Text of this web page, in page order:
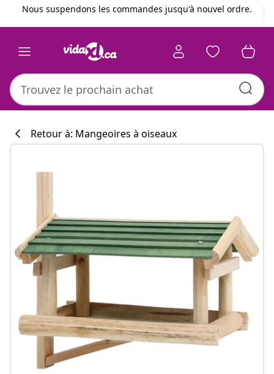
Précédent
Suivant
Nous suspendons les commandes jusqu'à nouvel ordre.
Retour à: Mangeoires à oiseaux